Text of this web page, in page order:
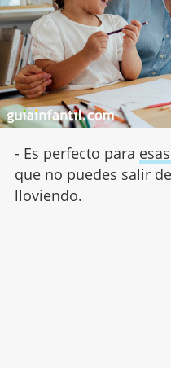
- Es perfecto para
que no puedes salir
lloviendo.